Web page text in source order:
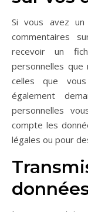
Si vous avez
commentaires
recevoir un
personnelles
celles que
également
personnelles
compte les
légales ou pour